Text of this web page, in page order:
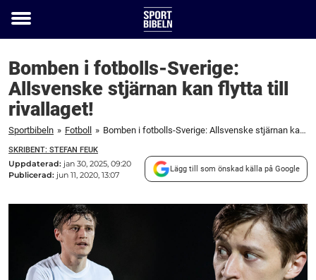
Toggle
Bomben i fotbolls-Sverige:
Allsvenske stjärnan kan flytta till
rivallaget!
Sportbibeln » Fotboll » Bomben i fotbolls-Sverige: Allsvenske stjärnan kan flytta till rivallaget!
SKRIBENT: STEFAN FEUK
Uppdaterad: jan 30, 2025, 09:20
Publicerad: jun 11, 2020, 13:07
Lägg till som önskad källa på Google